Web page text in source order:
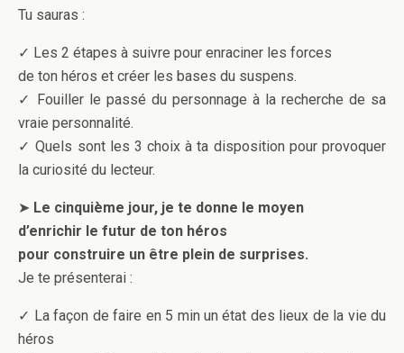
Tu sauras :
✓ Les 2 étapes à suivre pour enraciner les forces
de ton héros et créer les bases du suspens.
✓ Fouiller le passé du personnage à la recherche de sa
vraie personnalité.
✓ Quels sont les 3 choix à ta disposition pour provoquer
la curiosité du lecteur.
➤ Le cinquième jour, je te donne le moyen
d’enrichir le futur de ton héros
pour construire un être plein de surprises.
Je te présenterai :
✓ La façon de faire en 5 min un état des lieux de la vie du
héros